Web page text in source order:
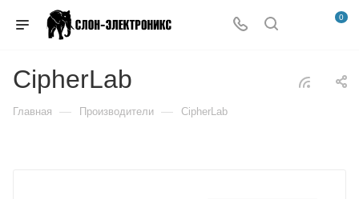
0
CipherLab
Главная — Производители — CipherLab